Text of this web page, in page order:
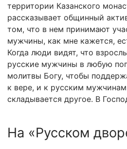
территории Казанского
рассказывает общинный
том, что в нем принимают
мужчины, как мне кажется,
Когда люди видят, что
русские мужчины в любую
молитвы Богу, чтобы
к вере, и к русским
складывается другое. В
На «Русском